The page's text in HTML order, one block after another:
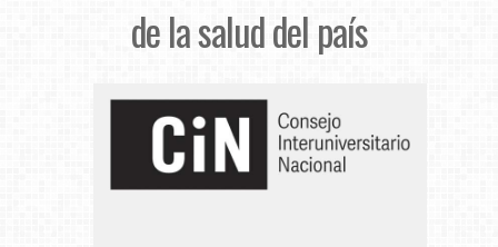
de la salud del país